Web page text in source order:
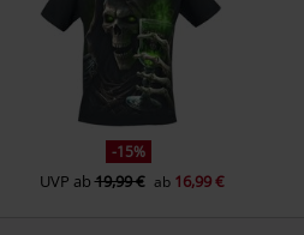
Kommentar jetzt abschicken!
-15%
UVP ab19,99 € ab 16,99 €